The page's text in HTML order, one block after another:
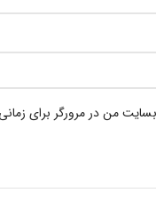
من در مرورگر برای